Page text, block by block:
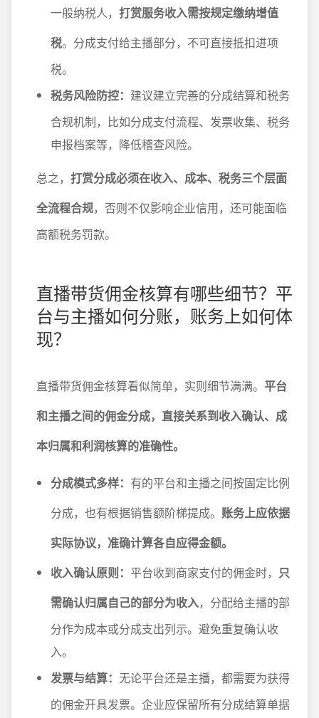
一般纳税人， 打赏服务收入需按规定缴纳增值
税。分成支付给主播部分，不可直接抵扣进项
税。
税务风险防控： 建议建立完善的分成结算和税务
合规机制，比如分成支付流程、发票收集、税务
申报档案等，降低稽查风险。
总之， 打赏分成必须在收入、成本、税务三个层面
全流程合规，否则不仅影响企业信用，还可能面临
高额税务罚款。
直播带货佣金核算有哪些细节？平
台与主播如何分账，账务上如何体
现？
直播带货佣金核算看似简单，实则细节满满。 平台
和主播之间的佣金分成，直接关系到收入确认、成
本归属和利润核算的准确性。
分成模式多样： 有的平台和主播之间按固定比例
分成，也有根据销售额阶梯提成。 账务上应依据
实际协议，准确计算各自应得金额。
收入确认原则： 平台收到商家支付的佣金时， 只
需确认归属自己的部分为收入，分配给主播的部
分作为成本或分成支出列示。避免重复确认收
入。
发票与结算： 无论平台还是主播，都需要为获得
的佣金开具发票。企业应保留所有分成结算单据